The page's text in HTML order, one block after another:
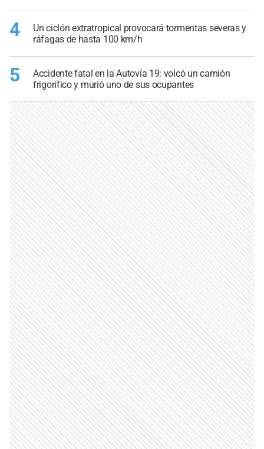
4
Un ciclón extratropical provocará tormentas severas y
ráfagas de hasta 100 km/h
5
Accidente fatal en la Autovía 19: volcó un camión
frigorífico y murió uno de sus ocupantes